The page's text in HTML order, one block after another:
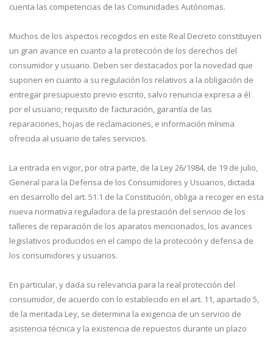
cuenta las competencias de las Comunidades Autónomas.
Muchos de los aspectos recogidos en este Real Decreto constituyen
un gran avance en cuanto a la protección de los derechos del
consumidor y usuario. Deben ser destacados por la novedad que
suponen en cuanto a su regulación los relativos a la obligación de
entregar presupuesto previo escrito, salvo renuncia expresa a él
por el usuario; requisito de facturación, garantía de las
reparaciones, hojas de reclamaciones, e información mínima
ofrecida al usuario de tales servicios.
La entrada en vigor, por otra parte, de la Ley 26/1984, de 19 de julio,
General para la Defensa de los Consumidores y Usuarios, dictada
en desarrollo del art. 51.1 de la Constitución, obliga a recoger en esta
nueva normativa reguladora de la prestación del servicio de los
talleres de reparación de los aparatos mencionados, los avances
legislativos producidos en el campo de la protección y defensa de
los consumidores y usuarios.
En particular, y dada su relevancia para la real protección del
consumidor, de acuerdo con lo establecido en el art. 11, apartado 5,
de la meritada Ley, se determina la exigencia de un servicio de
asistencia técnica y la existencia de repuestos durante un plazo